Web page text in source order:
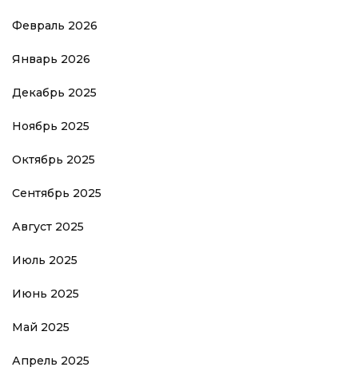
Февраль 2026
Январь 2026
Декабрь 2025
Ноябрь 2025
Октябрь 2025
Сентябрь 2025
Август 2025
Июль 2025
Июнь 2025
Май 2025
Апрель 2025